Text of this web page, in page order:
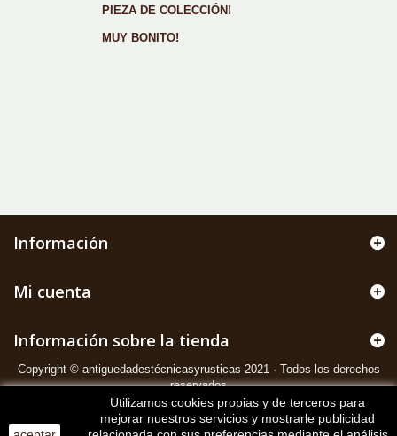
PIEZA DE COLECCIÓN!
MUY BONITO!
Información
Mi cuenta
Información sobre la tienda
Utilizamos cookies propias y de terceros para
mejorar nuestros servicios y mostrarle publicidad
Copyright © antiguedadestécnicasyrusticas 2021 · Todos los derechos
reservados